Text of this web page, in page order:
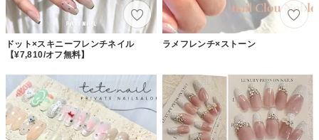
ドット×スキニーフレンチネイル
【¥7,810/オフ無料】
ラメフレンチ×ストーン